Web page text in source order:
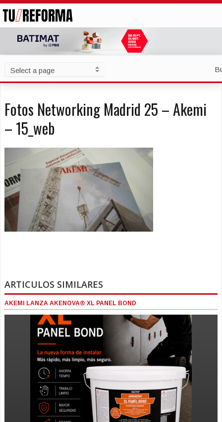
Fotos Networking Madrid 25 – Akemi
– 15_web
ARTICULOS SIMILARES
AKEMI LANZA AKENOVA® XL PANEL BOND